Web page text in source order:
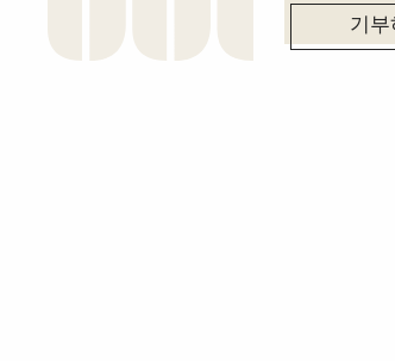
기부